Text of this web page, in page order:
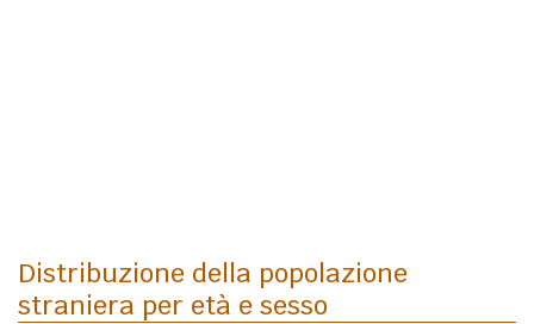
Distribuzione della popolazione
straniera per età e sesso